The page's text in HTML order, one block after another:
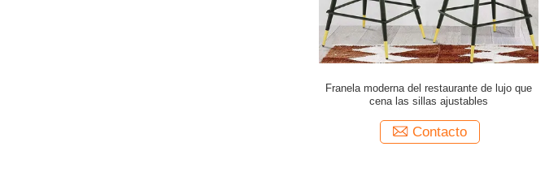
Franela moderna del restaurante de lujo que
cena las sillas ajustables
Contacto